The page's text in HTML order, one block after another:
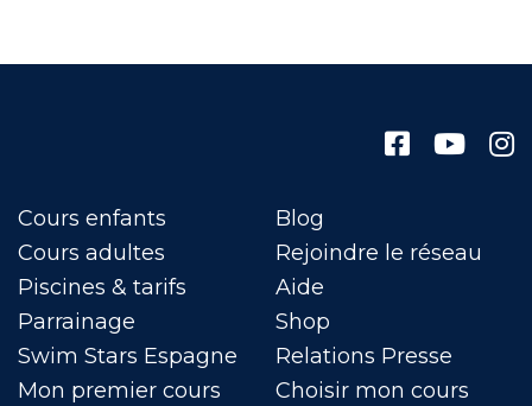
Cours enfants
Cours adultes
Piscines & tarifs
Parrainage
Swim Stars Espagne
Mon premier cours
Blog
Rejoindre le réseau
Aide
Shop
Relations Presse
Choisir mon cours